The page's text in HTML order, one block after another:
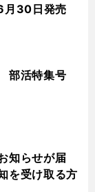
30日発売
部活特集号
知らせが届
を受け取る方